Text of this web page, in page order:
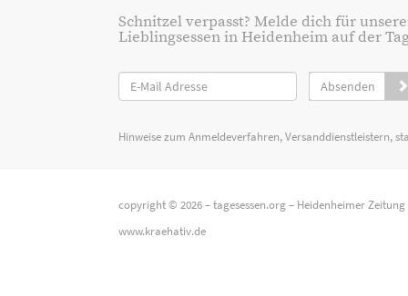
Schnitzel verpasst? Melde dich für
Lieblingsessen in Heidenheim auf der
Absenden
Hinweise zum Anmeldeverfahren, Versanddienstleistern,
copyright © 2026 –tagesessen.org– Heidenheimer Zeitung
www.kraehativ.de